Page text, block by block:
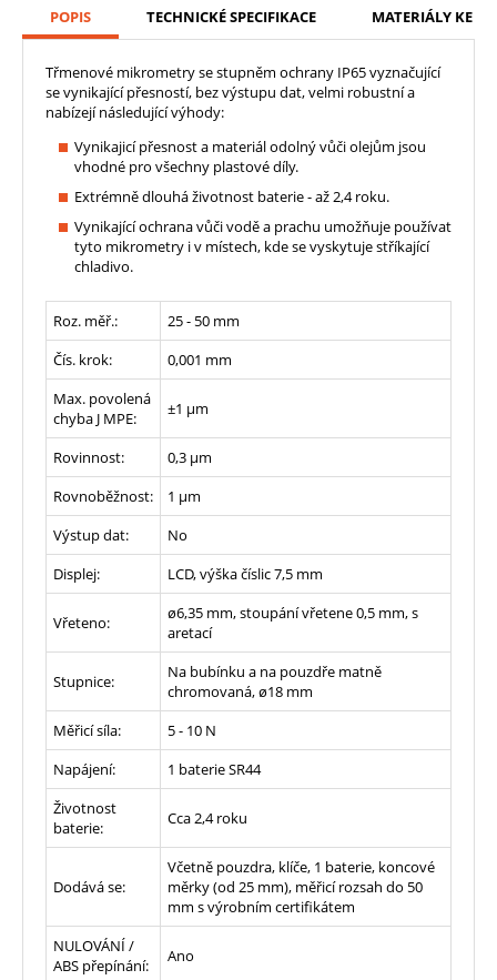
POPIS TECHNICKÉ SPECIFIKACE MATERIÁLY KE
Třmenové mikrometry se stupněm ochrany IP65 vyznačující
se vynikající přesností, bez výstupu dat, velmi robustní a
nabízejí následující výhody:
Vynikajicí přesnost a materiál odolný vůči olejům jsou
vhodné pro všechny plastové díly.
Extrémně dlouhá životnost baterie - až 2,4 roku.
Vynikající ochrana vůči vodě a prachu umožňuje používat
tyto mikrometry i v místech, kde se vyskytuje stříkající
chladivo.
Roz. měř.: 25 - 50 mm
Čís. krok:
0,001 mm
Max. povolená
chyba J MPE:
±1 µm
Rovinnost:
0,3 µm
Rovnoběžnost:
1 µm
Výstup dat:
No
Displej:
LCD, výška číslic 7,5 mm
Vřeteno:
ø6,35 mm, stoupání vřetene 0,5 mm, s
aretací
Stupnice:
Na bubínku a na pouzdře matně
chromovaná, ø18 mm
Měřicí síla:
5 - 10 N
Napájení:
1 baterie SR44
Životnost
baterie:
Cca 2,4 roku
Dodává se:
Včetně pouzdra, klíče, 1 baterie, koncové
měrky (od 25 mm), měřicí rozsah do 50
mm s výrobním certifikátem
NULOVÁNÍ /
ABS přepínání:
Ano